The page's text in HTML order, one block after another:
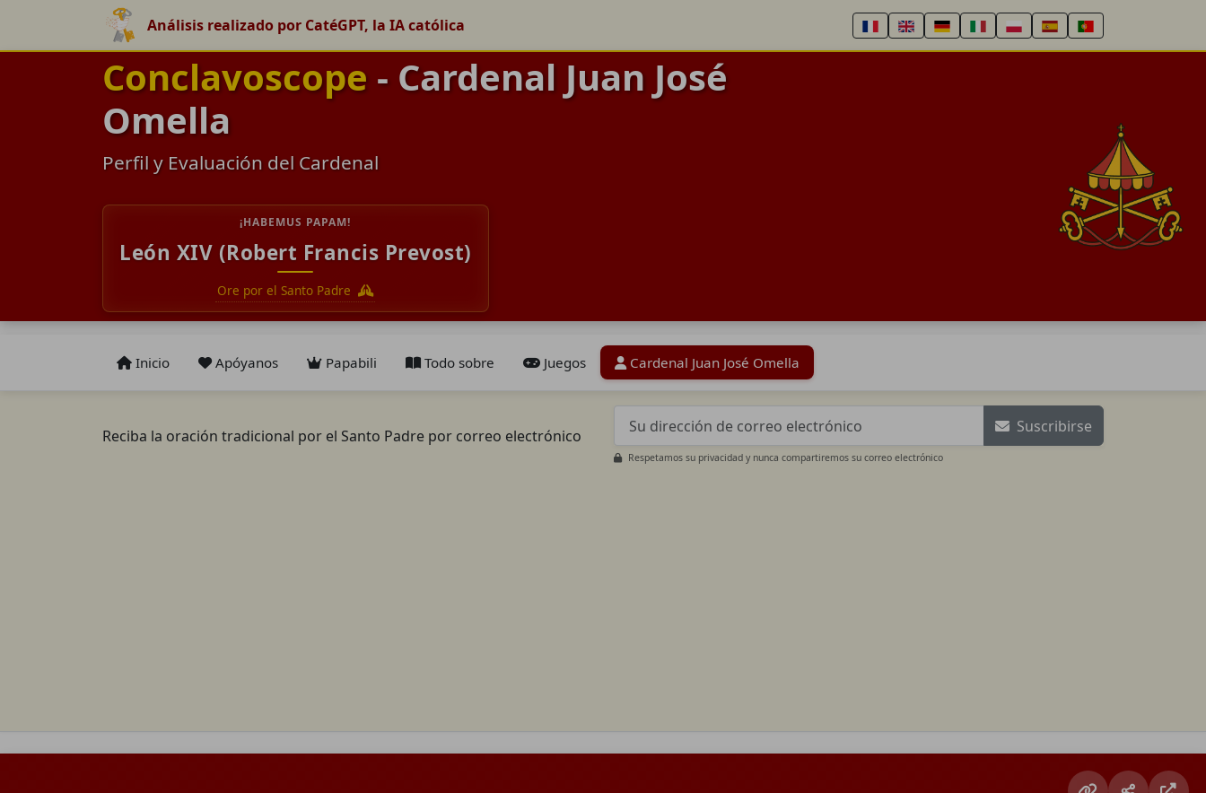
Análisis realizado por CatéGPT, la IA católica
Conclavoscope - Cardenal Juan José
Omella
Perfil y Evaluación del Cardenal
¡HABEMUS PAPAM!
León XIV (Robert Francis Prevost)
Ore por el Santo Padre
Inicio Apóyanos Papabili Todo sobre Juegos Cardenal Juan José Omella
Reciba la oración tradicional por el Santo Padre por correo electrónico Suscribirse
Respetamos su privacidad y nunca compartiremos su correo electrónico